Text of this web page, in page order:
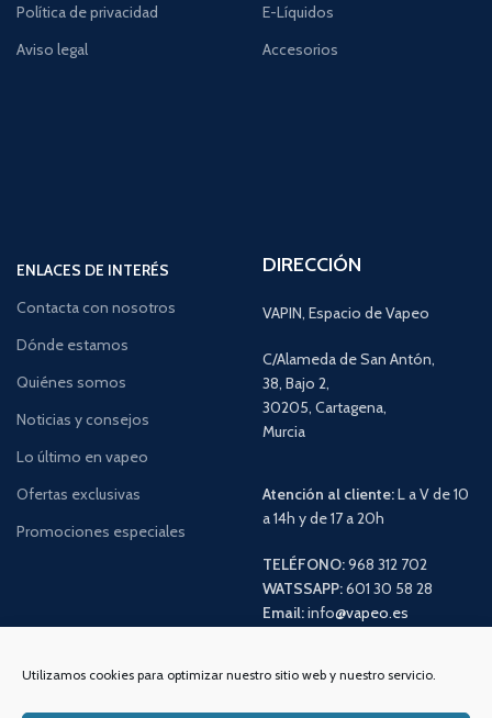
Utilizamos cookies para optimizar nuestro sitio web y nuestro servicio.
Política de privacidad
Aviso legal
E-Líquidos
Accesorios
ENLACES DE INTERÉS
Contacta con nosotros
Dónde estamos
Quiénes somos
Noticias y consejos
Lo último en vapeo
Ofertas exclusivas
Promociones especiales
DIRECCIÓN
VAPIN, Espacio de Vapeo
C/Alameda de San Antón,
38, Bajo 2,
30205, Cartagena,
Murcia
Atención al cliente:L a V de 10
a 14h y de 17 a 20h
TELÉFONO:968 312 702
WATSSAPP:601 30 58 28
Email:info@vapeo.es